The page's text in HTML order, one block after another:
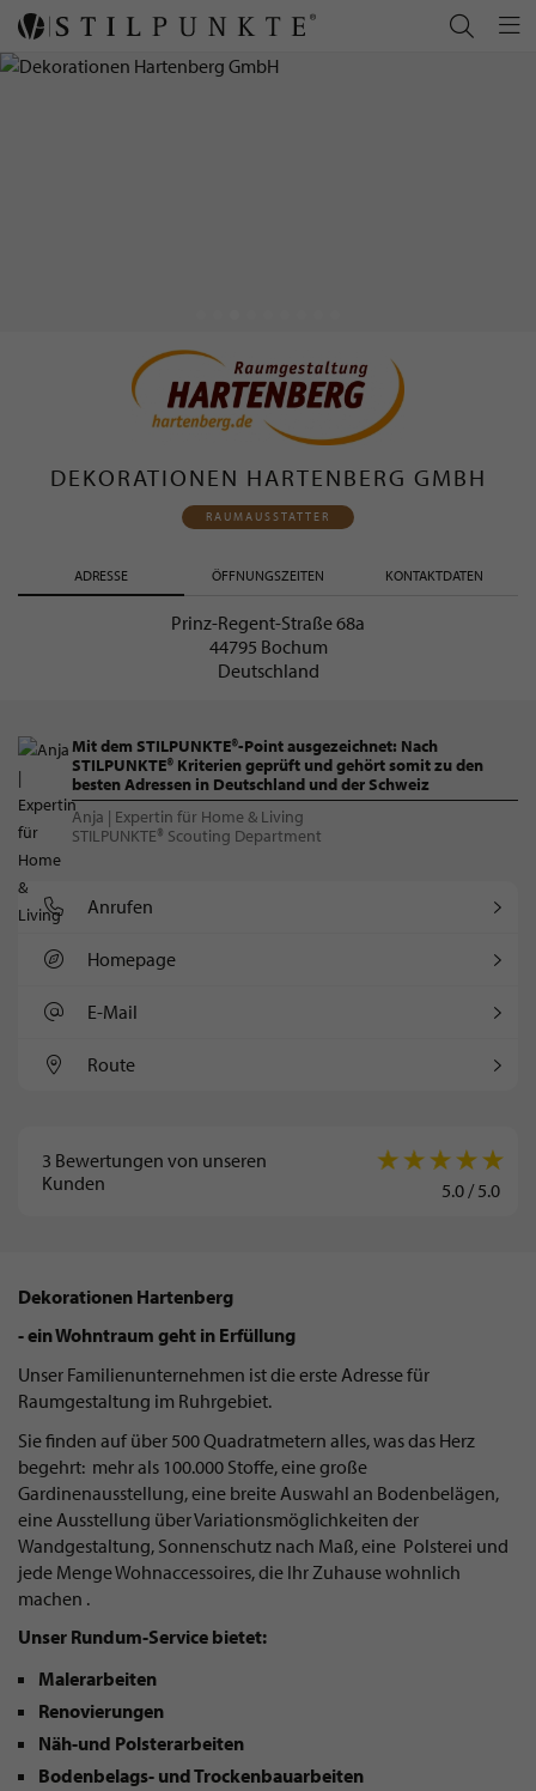
DEKORATIONEN HARTENBERG GMBH
RAUMAUSSTATTER
ADRESSE ÖFFNUNGSZEITEN KONTAKTDATEN
Prinz-Regent-Straße 68a
44795 Bochum
Deutschland
Mit dem STILPUNKTE®-Point ausgezeichnet: Nach
STILPUNKTE® Kriterien geprüft und gehört somit zu den
besten Adressen in Deutschland und der Schweiz
Anja | Expertin für Home & Living
STILPUNKTE® Scouting Department
Anrufen
Homepage
E-Mail
Route
3 Bewertungen von unseren
Kunden
5.0/5.0
Dekorationen Hartenberg
- ein Wohntraum geht in Erfüllung
Unser Familienunternehmen ist die erste Adresse für
Raumgestaltung im Ruhrgebiet.
Sie finden auf über 500 Quadratmetern alles, was das Herz
begehrt: mehr als 100.000 Stoffe, eine große
Gardinenausstellung, eine breite Auswahl an Bodenbelägen,
eine Ausstellung über Variationsmöglichkeiten der
Wandgestaltung, Sonnenschutz nach Maß, eine Polsterei und
jede Menge Wohnaccessoires, die Ihr Zuhause wohnlich
machen .
Unser Rundum-Service bietet:
Malerarbeiten
Renovierungen
Näh-und Polsterarbeiten
Bodenbelags- und Trockenbauarbeiten